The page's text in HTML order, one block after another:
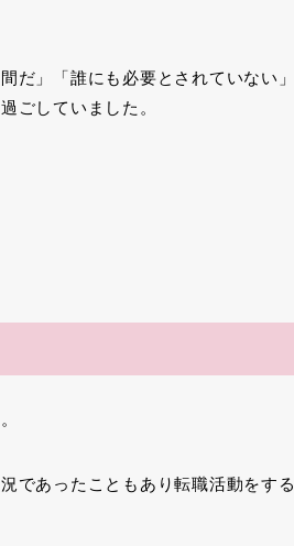
だ」「誰にも必要とされていない」
ごしていました。
であったこともあり転職活動をする